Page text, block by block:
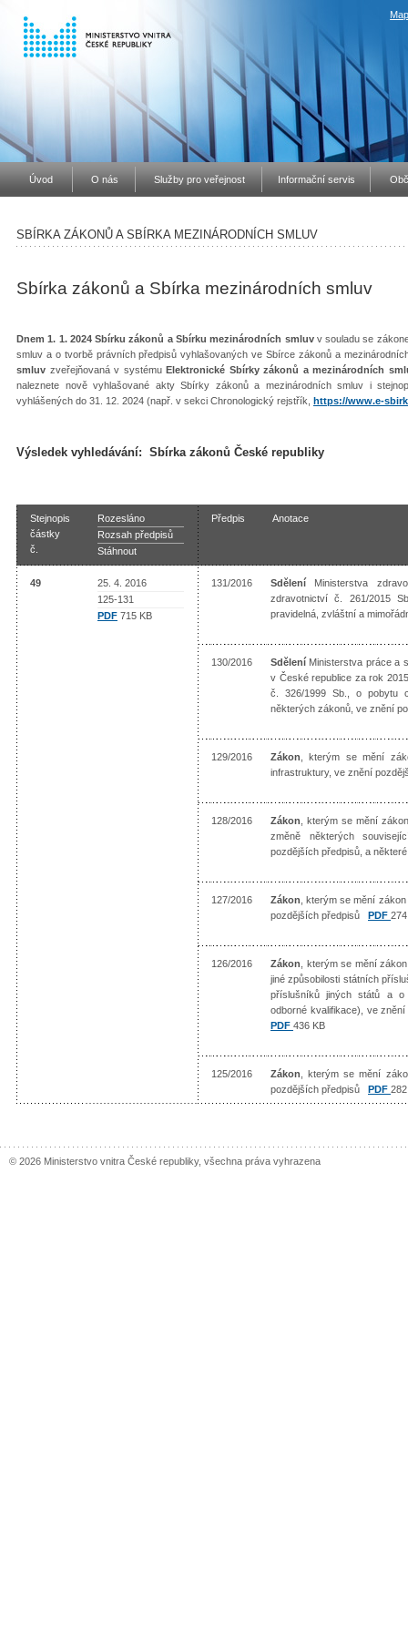
Úvod O nás Služby pro veřejnost Informační servis
SBÍRKA ZÁKONŮ A SBÍRKA MEZINÁRODNÍCH SMLUV
Sbírka zákonů a Sbírka mezinárodních smluv
Dnem 1. 1. 2024 Sbírku zákonů a Sbírku mezinárodních smluvv souladu se
smluv a o tvorbě právních předpisů vyhlašovaných ve Sbírce zákonů a
smluv zveřejňovaná v systémuElektronické Sbírky zákonů a mezinárodních
naleznete nově vyhlašované akty Sbírky zákonů a mezinárodních smluv i
vyhlášených do 31. 12. 2024 (např. v sekci Chronologický rejstřík, https://www.e-
Výsledek vyhledávání: Sbírka zákonů České republiky
Stejnopis
částky
č.
Rozesláno
Rozsah předpisů
Stáhnout
Předpis Anotace
49
25. 4. 2016
125-131
PDF 715 KB
131/2016 Sdělení Ministerstva
zdravotnictví č. 261/2015
pravidelná, zvláštní a
130/2016 Sdělení Ministerstva práce a
v České republice za rok
č. 326/1999 Sb., o pobytu
některých zákonů, ve znění
129/2016 Zákon , kterým se mění
infrastruktury, ve znění
128/2016 Zákon , kterým se mění
změně některých
pozdějších předpisů, a
127/2016 Zákon , kterým se mění
pozdějších předpisů PDF
126/2016 Zákon , kterým se mění
jiné způsobilosti státních
příslušníků jiných států a o
odborné kvalifikace), ve
PDF 436 KB
125/2016 Zákon , kterým se mění
pozdějších předpisů PDF
© 2026 Ministerstvo vnitra České republiky, všechna práva vyhrazena